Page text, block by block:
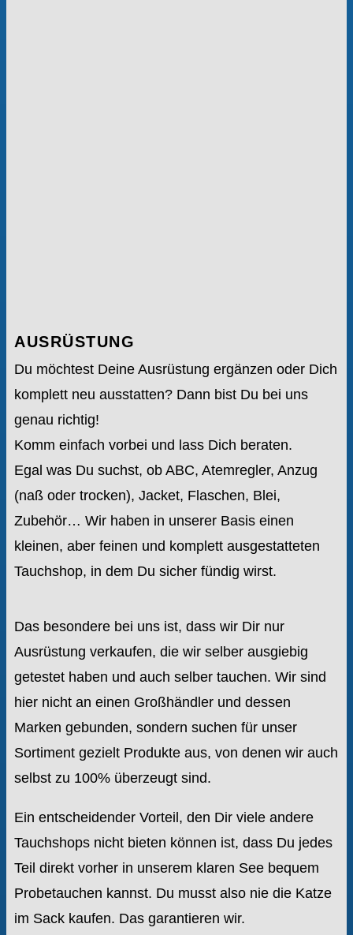
AUSRÜSTUNG
Du möchtest Deine Ausrüstung ergänzen oder Dich
komplett neu ausstatten? Dann bist Du bei uns
genau richtig!
Komm einfach vorbei und lass Dich beraten.
Egal was Du suchst, ob ABC, Atemregler, Anzug
(naß oder trocken), Jacket, Flaschen, Blei,
Zubehör… Wir haben in unserer Basis einen
kleinen, aber feinen und komplett ausgestatteten
Tauchshop, in dem Du sicher fündig wirst.
Das besondere bei uns ist, dass wir Dir nur
Ausrüstung verkaufen, die wir selber ausgiebig
getestet haben und auch selber tauchen. Wir sind
hier nicht an einen Großhändler und dessen
Marken gebunden, sondern suchen für unser
Sortiment gezielt Produkte aus, von denen wir auch
selbst zu 100% überzeugt sind.
Ein entscheidender Vorteil, den Dir viele andere
Tauchshops nicht bieten können ist, dass Du jedes
Teil direkt vorher in unserem klaren See bequem
Probetauchen kannst. Du musst also nie die Katze
im Sack kaufen. Das garantieren wir.